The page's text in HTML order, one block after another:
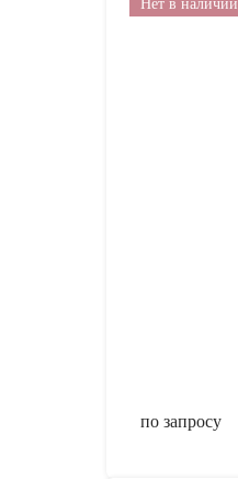
Нет в наличии
по запросу